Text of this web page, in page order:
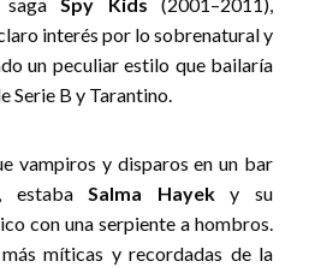
interés por lo sobrenatural y
un peculiar estilo que bailaría
Serie B y Tarantino.
vampiros y disparos en un bar
estabaSalma Hayeky su
con una serpiente a hombros.
míticas y recordadas de la